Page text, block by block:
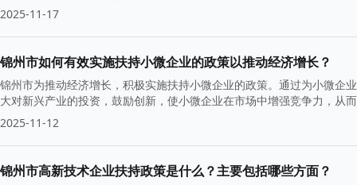
2025-11-17
锦州市如何有效实施扶持小微企业的政策以推动经济增长？
锦州市为推动经济增长，积极实施扶持小微企业的政策。通过为小微企
大对新兴产业的投资，鼓励创新，使小微企业在市场中增强竞争力，从
2025-11-12
锦州市高新技术企业扶持政策是什么？主要包括哪些方面？